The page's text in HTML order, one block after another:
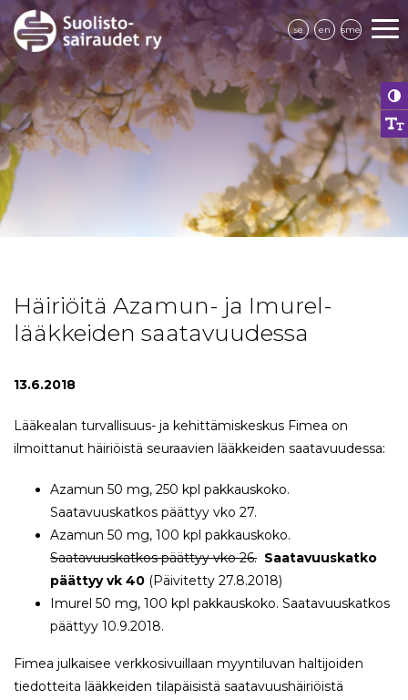
se en sme
Häiriöitä Azamun- ja Imurel-
lääkkeiden saatavuudessa
13.6.2018
Lääkealan turvallisuus- ja kehittämiskeskus Fimea on
ilmoittanut häiriöistä seuraavien lääkkeiden saatavuudessa:
Azamun 50 mg, 250 kpl pakkauskoko.
Saatavuuskatkos päättyy vko 27.
Azamun 50 mg, 100 kpl pakkauskoko.
Saatavuuskatkos päättyy vko 26. Saatavuuskatko
päättyy vk 40 (Päivitetty 27.8.2018)
Imurel 50 mg, 100 kpl pakkauskoko. Saatavuuskatkos
päättyy 10.9.2018.
Fimea julkaisee verkkosivuillaan myyntiluvan haltijoiden
tiedotteita lääkkeiden tilapäisistä saatavuushäiriöistä